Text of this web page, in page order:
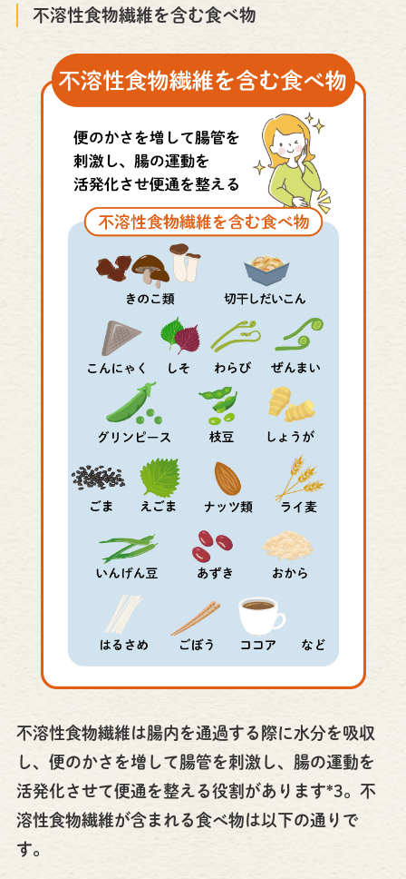
不溶性食物繊維を含む食べ物
不溶性食物繊維は腸内を通過する際に水分を吸収
し、便のかさを増して腸管を刺激し、腸の運動を
活発化させて便通を整える役割があります*3。不
溶性食物繊維が含まれる食べ物は以下の通りで
す。